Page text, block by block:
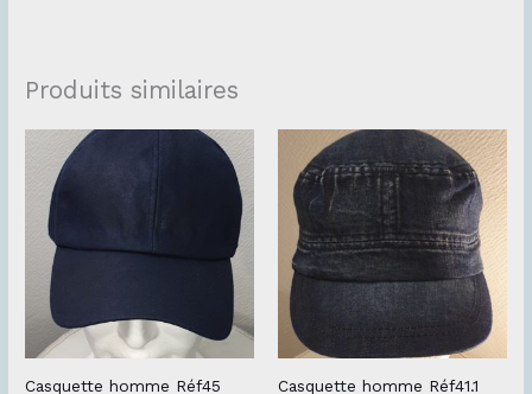
Produits similaires
Casquette homme Réf45 Casquette homme Réf41.1